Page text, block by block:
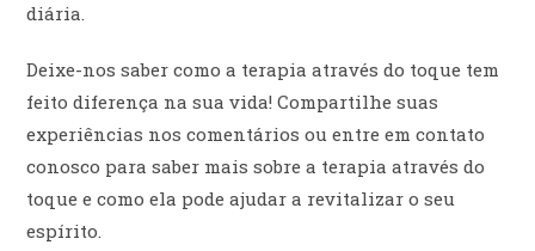
diária.
Deixe-nos saber como a terapia através do toque tem
feito diferença na sua vida! Compartilhe suas
experiências nos comentários ou entre em contato
conosco para saber mais sobre a terapia através do
toque e como ela pode ajudar a revitalizar o seu
espírito.